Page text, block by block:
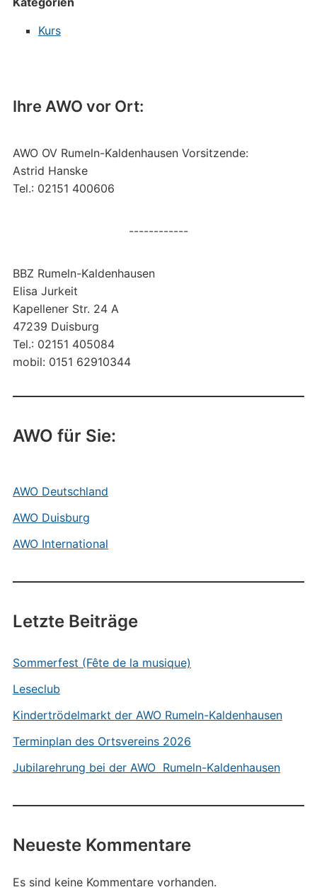
Ihre AWO vor Ort:
AWO OV Rumeln-Kaldenhausen Vorsitzende:
Astrid Hanske
Tel.: 02151 400606
------------
BBZ Rumeln-Kaldenhausen
Elisa Jurkeit
Kapellener Str. 24 A
47239 Duisburg
Tel.: 02151 405084
mobil: 0151 62910344
AWO für Sie:
AWO Deutschland
AWO Duisburg
AWO International
Letzte Beiträge
Sommerfest (Fête de la musique)
Leseclub
Kindertrödelmarkt der AWO Rumeln-Kaldenhausen
Terminplan des Ortsvereins 2026
Jubilarehrung bei der AWO Rumeln-Kaldenhausen
Neueste Kommentare
Es sind keine Kommentare vorhanden.
Kurs